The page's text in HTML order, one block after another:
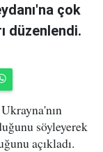
çok
düzenlendi.
söyleyerek
açıkladı.